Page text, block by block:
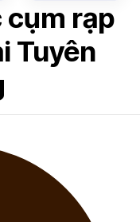
cụm rạp
Tuyên